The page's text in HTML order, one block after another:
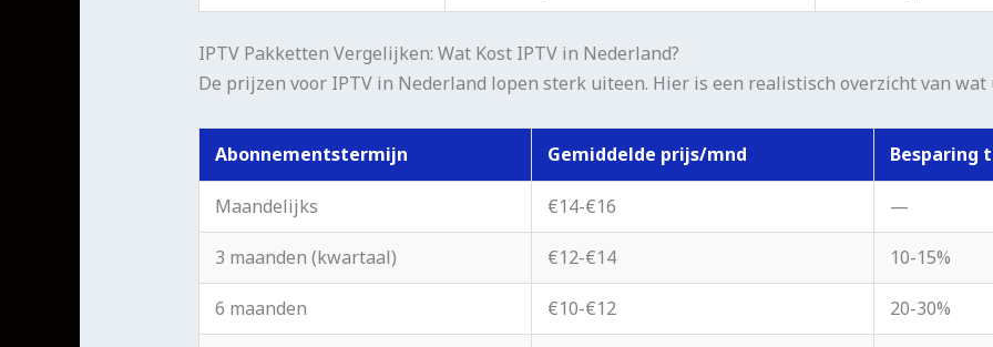
IPTV Pakketten Vergelijken: Wat Kost IPTV in Nederland?
De prijzen voor IPTV in Nederland lopen sterk uiteen. Hier is een realistisch overzicht van wat
Abonnementstermijn Gemiddelde prijs/mnd Besparing
Maandelijks €14-€16 —
3 maanden (kwartaal) €12-€14 10-15%
6 maanden €10-€12 20-30%